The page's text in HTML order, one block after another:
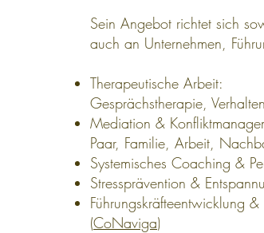
Sein Angebot richtet sich
auch an Unternehmen,
Therapeutische Arbeit:
Gesprächstherapie,
Mediation &
Paar, Familie, Arbeit,
Systemisches Coaching &
Stressprävention &
Führungskräfteentwicklung
(CoNaviga)